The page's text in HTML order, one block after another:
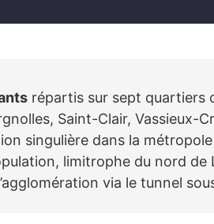
répartis sur sept quartiers
Saint-Clair, Vassieux-
singulière dans la
limitrophe du nord de
via le tunnel